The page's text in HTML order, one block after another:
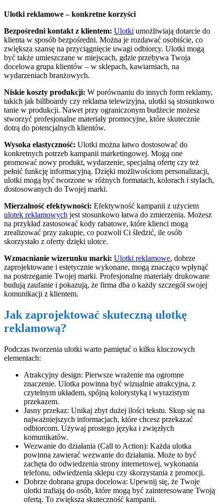
Ulotki reklamowe – konkretne korzyści
Bezpośredni kontakt z klientem: Ulotki umożliwiają dotarcie do
klienta w sposób bezpośredni. Można je rozdawać osobiście, co
zwiększa szansę na przyciągnięcie uwagi odbiorcy. Ulotki mogą
być także umieszczane w miejscach, gdzie przebywa Twoja
docelowa grupa klientów – w sklepach, kawiarniach, na
wydarzeniach branżowych.
Niskie koszty produkcji: W porównaniu do innych form reklamy,
takich jak billboardy czy reklama telewizyjna, ulotki są stosunkowo
tanie w produkcji. Nawet przy ograniczonym budżecie możesz
stworzyć profesjonalne materiały promocyjne, które skutecznie
dotrą do potencjalnych klientów.
Wysoka elastyczność: Ulotki można łatwo dostosować do
konkretnych potrzeb kampanii marketingowej. Mogą one
promować nowy produkt, wydarzenie, specjalną ofertę czy też
pełnić funkcję informacyjną. Dzięki możliwościom personalizacji,
ulotki mogą być tworzone w różnych formatach, kolorach i stylach,
dostosowanych do Twojej marki.
Mierzalność efektywności: Efektywność kampanii z użyciem
ulotek reklamowych jest stosunkowo łatwa do zmierzenia. Możesz
na przykład zastosować kody rabatowe, które klienci mogą
zrealizować przy zakupie, co pozwoli Ci śledzić, ile osób
skorzystało z oferty dzięki ulotce.
Wzmacnianie wizerunku marki: Ulotki reklamowe, dobrze
zaprojektowane i estetycznie wykonane, mogą znacząco wpłynąć
na postrzeganie Twojej marki. Profesjonalne materiały drukowane
budują zaufanie i pokazują, że firma dba o każdy szczegół swojej
komunikacji z klientem.
Jak zaprojektować skuteczną ulotkę
reklamową?
Podczas tworzenia ulotki warto pamiętać o kilku kluczowych
elementach:
Atrakcyjny design: Pierwsze wrażenie ma ogromne
znaczenie. Ulotka powinna być wizualnie atrakcyjna, z
czytelnym układem, spójną kolorystyką i wyrazistym
przekazem.
Jasny przekaz: Unikaj zbyt dużej ilości tekstu. Skup się na
najważniejszych informacjach, które chcesz przekazać
odbiorcom. Używaj prostego języka i zwięzłych
komunikatów.
Wezwanie do działania (Call to Action): Każda ulotka
powinna zawierać wezwanie do działania. Może to być
zachęta do odwiedzenia strony internetowej, wykonania
telefonu, odwiedzenia sklepu czy skorzystania z promocji.
Dobrze dobrana grupa docelowa: Upewnij się, że Twoje
ulotki trafiają do osób, które mogą być zainteresowane Twoją
ofertą. To zwiększa skuteczność kampanii.